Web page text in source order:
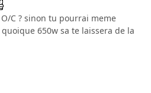
C ? sinon tu pourrai meme
650w sa te laissera de la